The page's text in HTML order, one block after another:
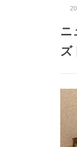
ニ
ズ